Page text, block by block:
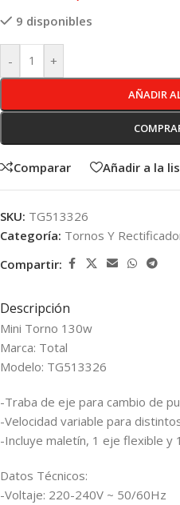
9 disponibles
- +
AÑADIR
Comparar Añadir a la
SKU: TG513326
Categoría: Tornos Y
Compartir:
Descripción
Mini Torno 130w
Marca: Total
Modelo: TG513326
-Traba de eje para cambio de
-Velocidad variable para
-Incluye maletín, 1 eje flexible y
Datos Técnicos:
-Voltaje: 220-240V ~ 50/60Hz